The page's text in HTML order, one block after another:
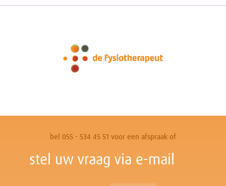
bel 055 - 534 45 51 voor een afspraak of
stel uw vraag via e-mail